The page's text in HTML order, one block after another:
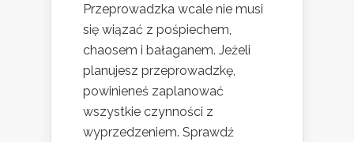
Przeprowadzka wcale nie musi
się wiązać z pośpiechem,
chaosem i bałaganem. Jeżeli
planujesz przeprowadzkę,
powinieneś zaplanować
wszystkie czynności z
wyprzedzeniem. Sprawdź